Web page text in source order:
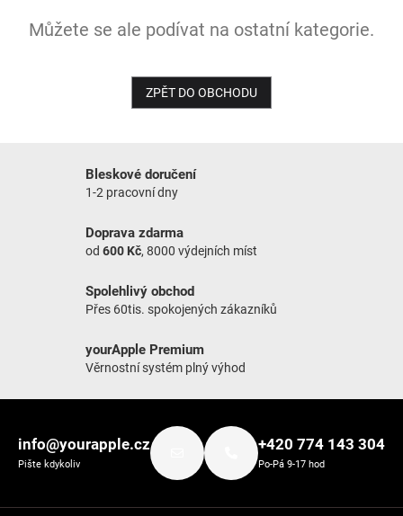
NOVINKY
Můžete se ale podívat na ostatní kategorie.
ZPĚT DO OBCHODU
Bleskové doručení
1-2 pracovní dny
Doprava zdarma
od 600 Kč, 8000 výdejních míst
Spolehlivý obchod
Přes 60tis. spokojených zákazníků
yourApple Premium
Věrnostní systém plný výhod
info@yourapple.cz
Pište kdykoliv
+420 774 143 304
Po-Pá 9-17 hod